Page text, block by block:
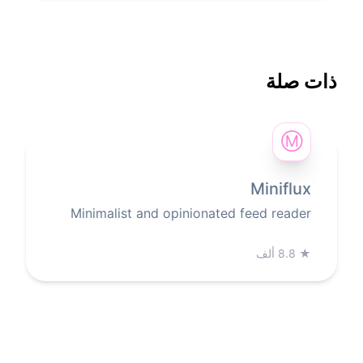
ذات صلة
Ⓜ
Miniflux
Minimalist and opinionated feed reader
★ 8.8 ألف